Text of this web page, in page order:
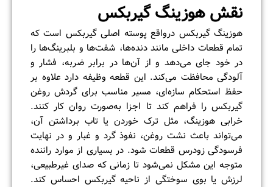
نقش هوزینگ گیربکس
هوزینگ گیربکس درواقع پوسته اصلی گیربکس است که
تمام قطعات داخلی مانند دنده‌ها، شفت‌ها و بلبرینگ‌ها را
در خود جای می‌دهد و از آن‌ها در برابر ضربه، فشار و
آلودگی محافظت می‌کند. این قطعه وظیفه دارد علاوه بر
حفظ استحکام سازه‌ای، مسیر مناسب برای گردش روغن
گیربکس را فراهم کند تا اجزا به‌صورت روان کار کنند.
خرابی هوزینگ، مثل ترک خوردن یا تاب برداشتن آن،
می‌تواند باعث نشت روغن، نفوذ گرد و غبار و در نهایت
فرسودگی زودرس قطعات شود. در بسیاری از موارد راننده
متوجه این مشکل نمی‌شود تا زمانی که صدای غیرطبیعی،
لرزش یا بوی سوختگی از ناحیه گیربکس احساس کند.